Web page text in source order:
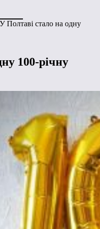
У Полтаві стало на одну
100-річну